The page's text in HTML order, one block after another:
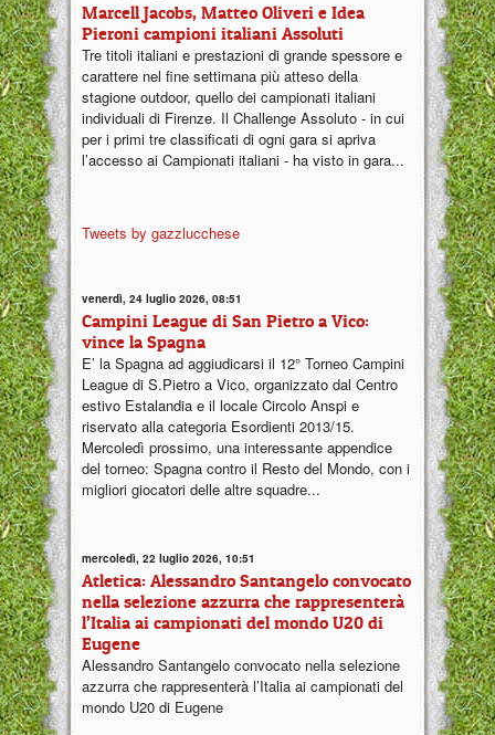
Marcell Jacobs, Matteo Oliveri e Idea
Pieroni campioni italiani Assoluti
Tre titoli italiani e prestazioni di grande spessore e
carattere nel fine settimana più atteso della
stagione outdoor, quello dei campionati italiani
individuali di Firenze. Il Challenge Assoluto - in cui
per i primi tre classificati di ogni gara si apriva
l’accesso ai Campionati italiani - ha visto in gara...
Tweets by gazzlucchese
venerdì, 24 luglio 2026, 08:51
Campini League di San Pietro a Vico:
vince la Spagna
E’ la Spagna ad aggiudicarsi il 12° Torneo Campini
League di S.Pietro a Vico, organizzato dal Centro
estivo Estalandia e il locale Circolo Anspi e
riservato alla categoria Esordienti 2013/15.
Mercoledì prossimo, una interessante appendice
del torneo: Spagna contro il Resto del Mondo, con i
migliori giocatori delle altre squadre...
mercoledì, 22 luglio 2026, 10:51
Atletica: Alessandro Santangelo convocato
nella selezione azzurra che rappresenterà
l’Italia ai campionati del mondo U20 di
Eugene
Alessandro Santangelo convocato nella selezione
azzurra che rappresenterà l’Italia ai campionati del
mondo U20 di Eugene